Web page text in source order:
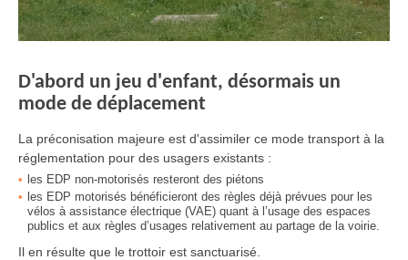
D'abord un jeu d'enfant, désormais un
mode de déplacement
La préconisation majeure est d'assimiler ce mode transport à la
réglementation pour des usagers existants :
les EDP non-motorisés resteront des piétons
les EDP motorisés bénéficieront des règles déjà prévues pour les
vélos à assistance électrique (VAE) quant à l’usage des espaces
publics et aux règles d’usages relativement au partage de la voirie.
Il en résulte que le trottoir est sanctuarisé.